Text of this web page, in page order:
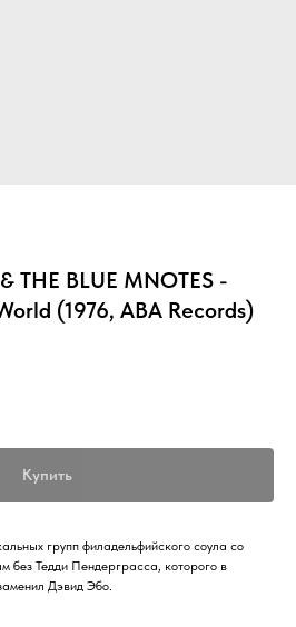
THE BLUE MNOTES -
(1976, ABA Records)
Купить
групп филадельфийского соула со
без Тедди Пендерграсса, которого в
Дэвид Эбо.